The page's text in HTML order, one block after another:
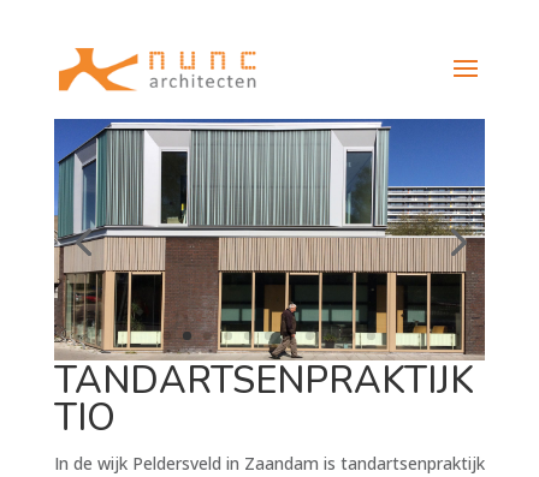
TANDARTSENPRAKTIJK
TIO
In de wijk Peldersveld in Zaandam is tandartsenpraktijk